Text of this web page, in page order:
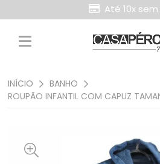
Até 10x
INÍCIO
BANHO
ROUPÃO INFANTIL COM CAPUZ